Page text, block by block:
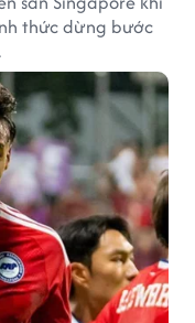
thức dừng bước